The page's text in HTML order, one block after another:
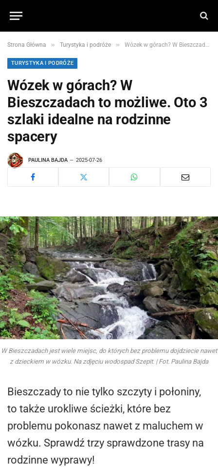
Strona Główna » Turystyka i podróże » Wózek w górach? W Bieszczadach to możliwe. Oto 3 szlaki idealne na rodzinne spacery
TURYSTYKA I PODRÓŻE
Wózek w górach? W
Bieszczadach to możliwe. Oto 3
szlaki idealne na rodzinne
spacery
PAULINA BAJDA 2025-07-26
W Bieszczadach jest wiele miejsc, do których bez problemu dojdziecie nawet
z dzieckiem w wózku. Na zdjęciu wodospad Szepit. | Fot. Paulina Bajda
Bieszczady to nie tylko szczyty i połoniny,
to także urokliwe ścieżki, które bez
problemu pokonasz nawet z maluchem w
wózku. Sprawdź trzy sprawdzone trasy na
rodzinne wyprawy!